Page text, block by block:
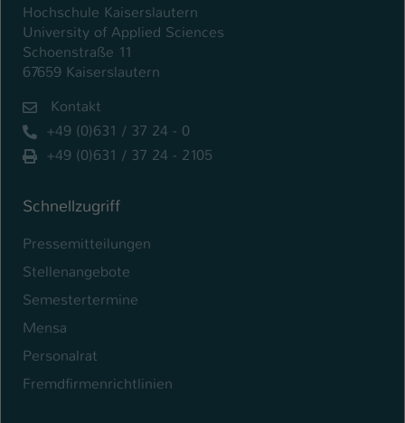
Hochschule Kaiserslautern
University of Applied Sciences
Schoenstraße 11
67659 Kaiserslautern
Kontakt
+49 (0)631 / 37 24 - 0
+49 (0)631 / 37 24 - 2105
Schnellzugriff
Pressemitteilungen
Stellenangebote
Semestertermine
Mensa
Personalrat
Fremdfirmenrichtlinien